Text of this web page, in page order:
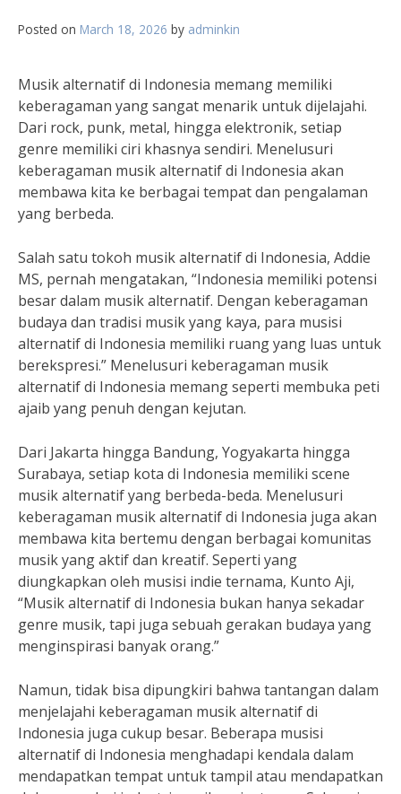
Posted on March 18, 2026 by adminkin
Musik alternatif di Indonesia memang memiliki
keberagaman yang sangat menarik untuk dijelajahi.
Dari rock, punk, metal, hingga elektronik, setiap
genre memiliki ciri khasnya sendiri. Menelusuri
keberagaman musik alternatif di Indonesia akan
membawa kita ke berbagai tempat dan pengalaman
yang berbeda.
Salah satu tokoh musik alternatif di Indonesia, Addie
MS, pernah mengatakan, “Indonesia memiliki potensi
besar dalam musik alternatif. Dengan keberagaman
budaya dan tradisi musik yang kaya, para musisi
alternatif di Indonesia memiliki ruang yang luas untuk
berekspresi.” Menelusuri keberagaman musik
alternatif di Indonesia memang seperti membuka peti
ajaib yang penuh dengan kejutan.
Dari Jakarta hingga Bandung, Yogyakarta hingga
Surabaya, setiap kota di Indonesia memiliki scene
musik alternatif yang berbeda-beda. Menelusuri
keberagaman musik alternatif di Indonesia juga akan
membawa kita bertemu dengan berbagai komunitas
musik yang aktif dan kreatif. Seperti yang
diungkapkan oleh musisi indie ternama, Kunto Aji,
“Musik alternatif di Indonesia bukan hanya sekadar
genre musik, tapi juga sebuah gerakan budaya yang
menginspirasi banyak orang.”
Namun, tidak bisa dipungkiri bahwa tantangan dalam
menjelajahi keberagaman musik alternatif di
Indonesia juga cukup besar. Beberapa musisi
alternatif di Indonesia menghadapi kendala dalam
mendapatkan tempat untuk tampil atau mendapatkan